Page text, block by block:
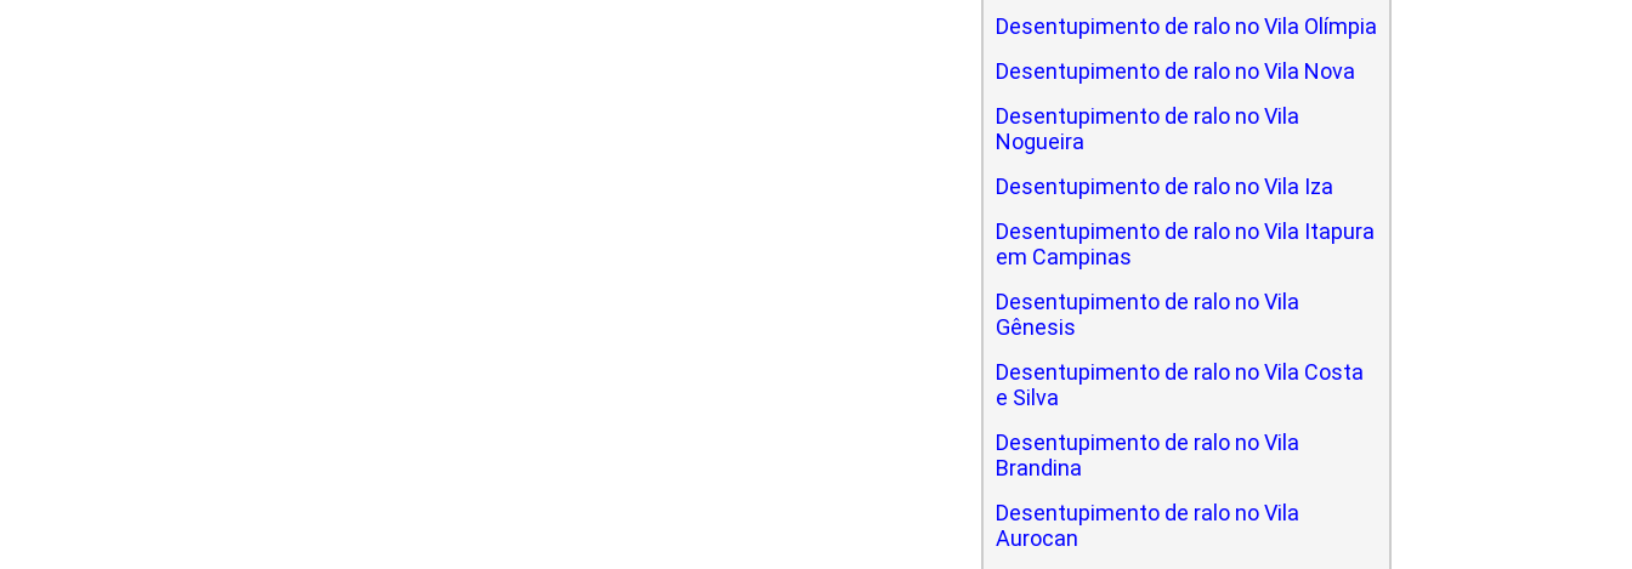
Desentupimento de ralo no Vila Olímpia
Desentupimento de ralo no Vila Nova
Desentupimento de ralo no Vila
Nogueira
Desentupimento de ralo no Vila Iza
Desentupimento de ralo no Vila Itapura
em Campinas
Desentupimento de ralo no Vila
Gênesis
Desentupimento de ralo no Vila Costa
e Silva
Desentupimento de ralo no Vila
Brandina
Desentupimento de ralo no Vila
Aurocan